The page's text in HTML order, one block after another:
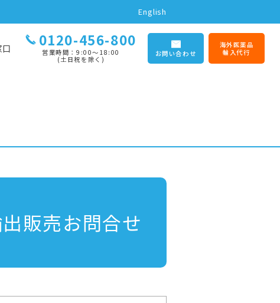
English
0120-456-800
営業時間：9:00〜18:00
(土日祝を除く)
お問い合わせ
海外医薬品
輸入代行
販売お問合せ